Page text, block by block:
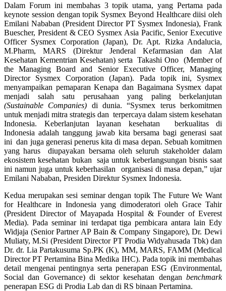
Dalam Forum ini membahas 3 topik utama, yang Pertama pada
keynote session dengan topik Sysmex Beyond Healthcare diisi oleh
Emilani Nababan (President Director PT Sysmex Indonesia), Frank
Buescher, President & CEO Sysmex Asia Pacific, Senior Executive
Officer Sysmex Corporation (Japan), Dr. Apt. Rizka Andalucia,
M.Pharm, MARS (Direktur Jenderal Kefarmasian dan Alat
Kesehatan Kementrian Kesehatan) serta
Takashi Ono (Member of
the Managing Board and Senior Executive Officer, Managing
Director Sysmex Corporation (Japan). Pada topik ini, Sysmex
menyampaikan pemaparan Kenapa dan Bagaimana Sysmex dapat
menjadi salah satu perusahaan yang paling berkelanjutan
(Sustainable Companies) di dunia.“Sysmex terus berkomitmen
untuk menjadi mitra strategis dan terpercaya dalam sistem kesehatan
Indonesia. Keberlanjutan layanan kesehatan berkualitas di
Indonesia adalah tanggung jawab kita bersama bagi generasi saat
ini dan juga generasi penerus kita di masa depan. Sebuah komitmen
yang harus diupayakan bersama oleh seluruh stakeholder dalam
ekosistem kesehatan bukan saja untuk keberlangsungan bisnis saat
ini namun juga untuk keberhasilan organisasi di masa depan,” ujar
Emilani Nababan, Presiden Direktur Sysmex Indonesia.
Kedua merupakan sesi seminar dengan topik The Future We Want
for Healthcare in Indonesia yang dimoderatori oleh Grace Tahir
(President Director of Mayapada Hospital & Founder of Everest
Media). Pada seminar ini terdapat tiga pembicara antara lain Edy
Widjaja (Senior Partner AP Bain & Company Singapore), Dr. Dewi
Muliaty, M.Si (President Director PT Prodia Widyahusada Tbk) dan
Dr. dr. Lia Partakusuma Sp.PK (K), MM, MARS, FAMM (Medical
Director PT Pertamina Bina Medika IHC). Pada topik ini membahas
detail mengenai pentingnya serta penerapan ESG (Environmental,
Social dan Governance) di sektor kesehatan dengan benchmark
penerapan ESG di Prodia Lab dan di RS binaan Pertamina.